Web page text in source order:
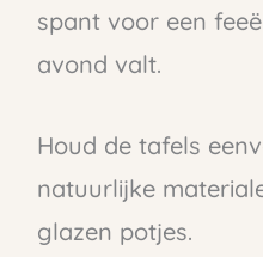
spant voor een
avond valt.
Houd de tafels
natuurlijke
glazen potjes.